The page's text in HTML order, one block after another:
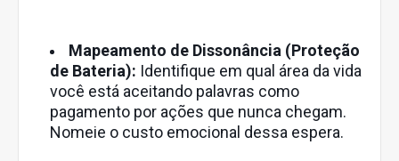
Mapeamento de Dissonância (Proteção
de Bateria): Identifique em qual área da vida
você está aceitando palavras como
pagamento por ações que nunca chegam.
Nomeie o custo emocional dessa espera.